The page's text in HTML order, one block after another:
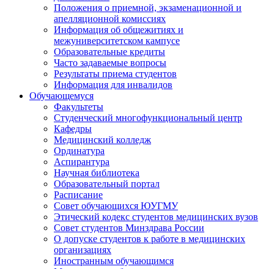
Положения о приемной, экзаменационной и
апелляционной комиссиях
Информация об общежитиях и
межуниверситетском кампусе
Образовательные кредиты
Часто задаваемые вопросы
Результаты приема студентов
Информация для инвалидов
Обучающемуся
Факультеты
Студенческий многофункциональный центр
Кафедры
Медицинский колледж
Ординатура
Аспирантура
Научная библиотека
Образовательный портал
Расписание
Совет обучающихся ЮУГМУ
Этический кодекс студентов медицинских вузов
Совет студентов Минздрава России
О допуске студентов к работе в медицинских
организациях
Иностранным обучающимся